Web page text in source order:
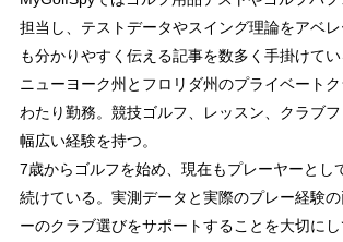
担当し、テストデータやスイング理論をアベ
も分かりやすく伝える記事を数多く手掛けてい
ニューヨーク州とフロリダ州のプライベート
わたり勤務。競技ゴルフ、レッスン、クラブ
幅広い経験を持つ。
7歳からゴルフを始め、現在もプレーヤーとし
続けている。実測データと実際のプレー経験
ーのクラブ選びをサポートすることを大切にし